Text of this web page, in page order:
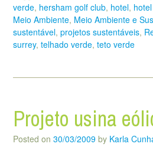
verde, hersham golf club, hotel,
Meio Ambiente, Meio Ambiente e
sustentável, projetos sustentáveis,
surrey, telhado verde, teto verde
Projeto usina
Posted on 30/03/2009 by Karla